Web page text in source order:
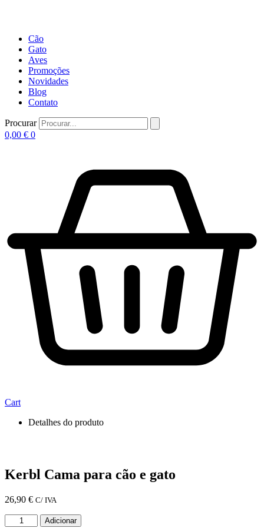
Cão
Gato
Aves
Promoções
Novidades
Blog
Contato
Procurar
0,00 € 0
Cart
Detalhes do produto
Kerbl Cama para cão e gato
26,90 € C/ IVA
QuantidadeAdicionar